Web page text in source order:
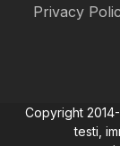
Privacy
Copyright
testi,